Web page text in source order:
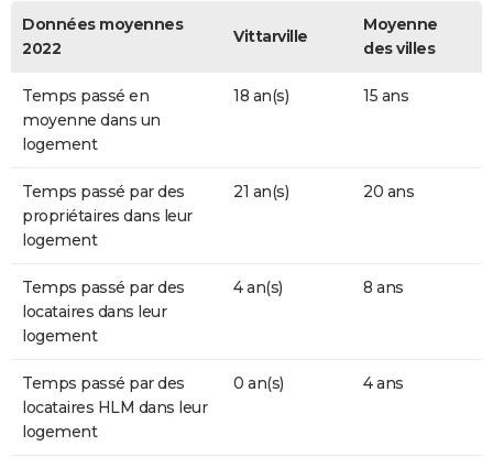
Données moyennes
2022
Vittarville
Moyenne
des villes
Temps passé en
moyenne dans un
logement
18 an(s) 15 ans
Temps passé par des
propriétaires dans leur
logement
21 an(s) 20 ans
Temps passé par des
locataires dans leur
logement
4 an(s) 8 ans
Temps passé par des
locataires HLM dans leur
logement
0 an(s) 4 ans